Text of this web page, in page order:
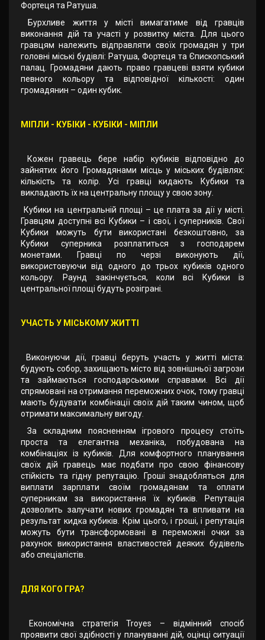
Фортеця та Ратуша.
Бурхливе життя у місті вимагатиме від гравців
виконання дій та участі у розвитку міста. Для цього
гравцям належить відправляти своїх громадян у три
головні міські будівлі: Ратуша, Фортеця та Єпископський
палац. Громадяни дають право гравцеві взяти кубики
певного кольору та відповідної кількості: один
громадянин – один кубик.
МІПЛИ - КУБІКИ - КУБІКИ - МІПЛИ
Кожен гравець бере набір кубиків відповідно до
зайнятих його Громадянами місць у міських будівлях:
кількість та колір. Усі гравці кидають Кубики та
викладають їх на центральну площу у свою зону.
Кубики на центральній площі – це плата за дії у місті.
Гравцям доступні всі Кубики – і свої, і суперників. Свої
Кубики можуть бути використані безкоштовно, за
Кубики суперника розплатиться з господарем
монетами. Гравці по черзі виконують дії,
використовуючи від одного до трьох кубиків одного
кольору. Раунд закінчується, коли всі Кубики із
центральної площі будуть розіграні.
УЧАСТЬ У МІСЬКОМУ ЖИТТІ
Виконуючи дії, гравці беруть участь у житті міста:
будують собор, захищають місто від зовнішньої загрози
та займаються господарськими справами. Всі дії
спрямовані на отримання переможних очок, тому гравці
мають будувати комбінації своїх дій таким чином, щоб
отримати максимальну вигоду.
За складним поясненням ігрового процесу стоїть
проста та елегантна механіка, побудована на
комбінаціях із кубиків. Для комфортного планування
своїх дій гравець має подбати про свою фінансову
стійкість та гідну репутацію. Гроші знадобляться для
виплати зарплати своїм громадянам та оплати
суперникам за використання їх кубиків. Репутація
дозволить залучати нових громадян та впливати на
результат кидка кубиків. Крім цього, і гроші, і репутація
можуть бути трансформовані в переможні очки за
рахунок використання властивостей деяких будівель
або спеціалістів.
ДЛЯ КОГО ГРА?
Економічна стратегія Troyes – відмінний спосіб
проявити свої здібності у плануванні дій, оцінці ситуації